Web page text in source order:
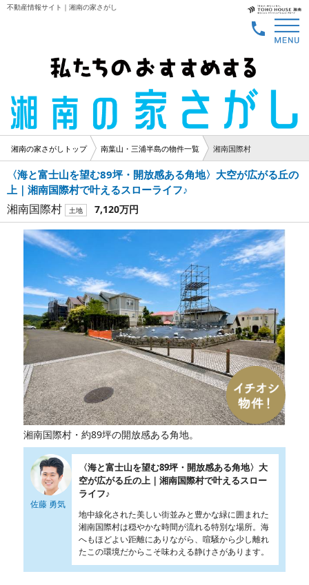
不動産情報サイト｜湘南の家さがし
湘南の家さがしトップ 南葉山・三浦半島の物件一覧 湘南国際村
〈海と富士山を望む89坪・開放感ある角地〉大空が広がる丘の
上｜湘南国際村で叶えるスローライフ♪
湘南国際村 土地 7,120万円
湘南国際村・約89坪の開放感ある角地。
佐藤 勇気
〈海と富士山を望む89坪・開放感ある角地〉大
空が広がる丘の上｜湘南国際村で叶えるスロー
ライフ♪
地中線化された美しい街並みと豊かな緑に囲まれた
湘南国際村は穏やかな時間が流れる特別な場所。海
へもほどよい距離にありながら、喧騒から少し離れ
たこの環境だからこそ味わえる静けさがあります。